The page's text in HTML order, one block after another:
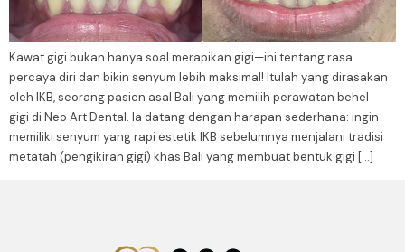
Kawat gigi bukan hanya soal merapikan gigi—ini tentang rasa
percaya diri dan bikin senyum lebih maksimal! Itulah yang dirasakan
oleh IKB, seorang pasien asal Bali yang memilih perawatan behel
gigi di Neo Art Dental. Ia datang dengan harapan sederhana: ingin
memiliki senyum yang rapi estetik IKB sebelumnya menjalani tradisi
metatah (pengikiran gigi) khas Bali yang membuat bentuk gigi […]